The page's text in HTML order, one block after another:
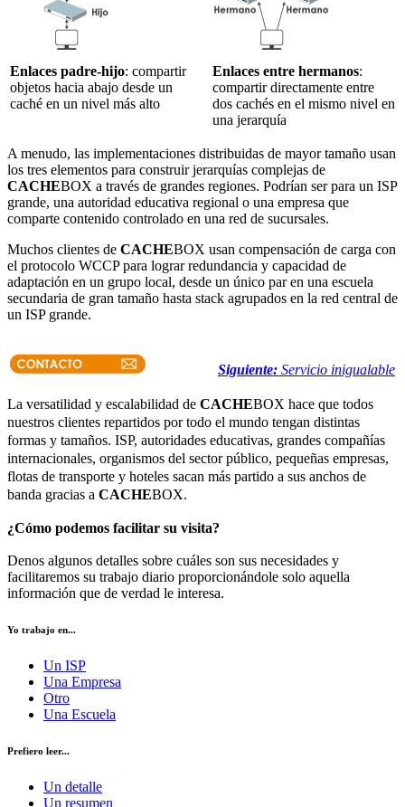
Enlaces padre-hijo: compartir
objetos hacia abajo desde un
caché en un nivel más alto
Enlaces entre hermanos:
compartir directamente entre
dos cachés en el mismo nivel en
una jerarquía
A menudo, las implementaciones distribuidas de mayor tamaño usan
los tres elementos para construir jerarquías complejas de
CACHEBOX a través de grandes regiones. Podrían ser para un ISP
grande, una autoridad educativa regional o una empresa que
comparte contenido controlado en una red de sucursales.
Muchos clientes de CACHEBOX usan compensación de carga con
el protocolo WCCP para lograr redundancia y capacidad de
adaptación en un grupo local, desde un único par en una escuela
secundaria de gran tamaño hasta stack agrupados en la red central de
un ISP grande.
Siguiente: Servicio inigualable
La versatilidad y escalabilidad de CACHEBOX hace que todos
nuestros clientes repartidos por todo el mundo tengan distintas
formas y tamaños. ISP, autoridades educativas, grandes compañías
internacionales, organismos del sector público, pequeñas empresas,
flotas de transporte y hoteles sacan más partido a sus anchos de
banda gracias a CACHEBOX.
¿Cómo podemos facilitar su visita?
Denos algunos detalles sobre cuáles son sus necesidades y
facilitaremos su trabajo diario proporcionándole solo aquella
información que de verdad le interesa.
Yo trabajo en...
Un ISP
Una Empresa
Otro
Una Escuela
Prefiero leer...
Un detalle
Un resumen